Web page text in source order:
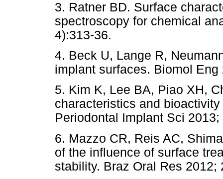
3. Ratner BD. Surface
spectroscopy for chemical
4):313-36.
4. Beck U, Lange R,
implant surfaces. Biomol Eng
5. Kim K, Lee BA, Piao XH,
characteristics and
Periodontal Implant Sci
6. Mazzo CR, Reis AC,
of the influence of surface
stability. Braz Oral Res 2012;